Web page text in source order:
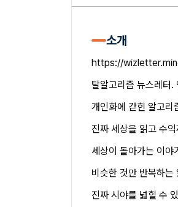
소개
https://
탈알고리즘 뉴스레터.
개인화에 갇힌 알고리
진짜 세상을 읽고 수익
세상이 돌아가는 이야
비슷한 것만 반복하는
진짜 시야를 넓힐 수